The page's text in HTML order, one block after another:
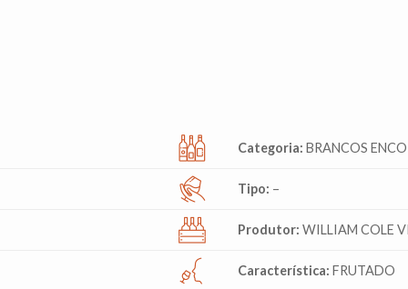
Categoria: BRANCOS
Tipo: –
Produtor: WILLIAM COLE
Característica: FRUTADO